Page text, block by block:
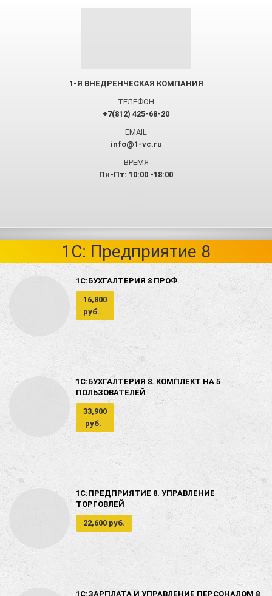
1-Я ВНЕДРЕНЧЕСКАЯ КОМПАНИЯ
ТЕЛЕФОН
+7(812) 425-68-20
EMAIL
info@1-vc.ru
ВРЕМЯ
Пн-Пт: 10:00 -18:00
1C: Предприятие 8
1C:БУХГАЛТЕРИЯ 8 ПРОФ
16,800
руб.
1С:БУХГАЛТЕРИЯ 8. КОМПЛЕКТ НА 5
ПОЛЬЗОВАТЕЛЕЙ
33,900
руб.
1С:ПРЕДПРИЯТИЕ 8. УПРАВЛЕНИЕ
ТОРГОВЛЕЙ
22,600 руб.
1С:ЗАРПЛАТА И УПРАВЛЕНИЕ ПЕРСОНАЛОМ 8